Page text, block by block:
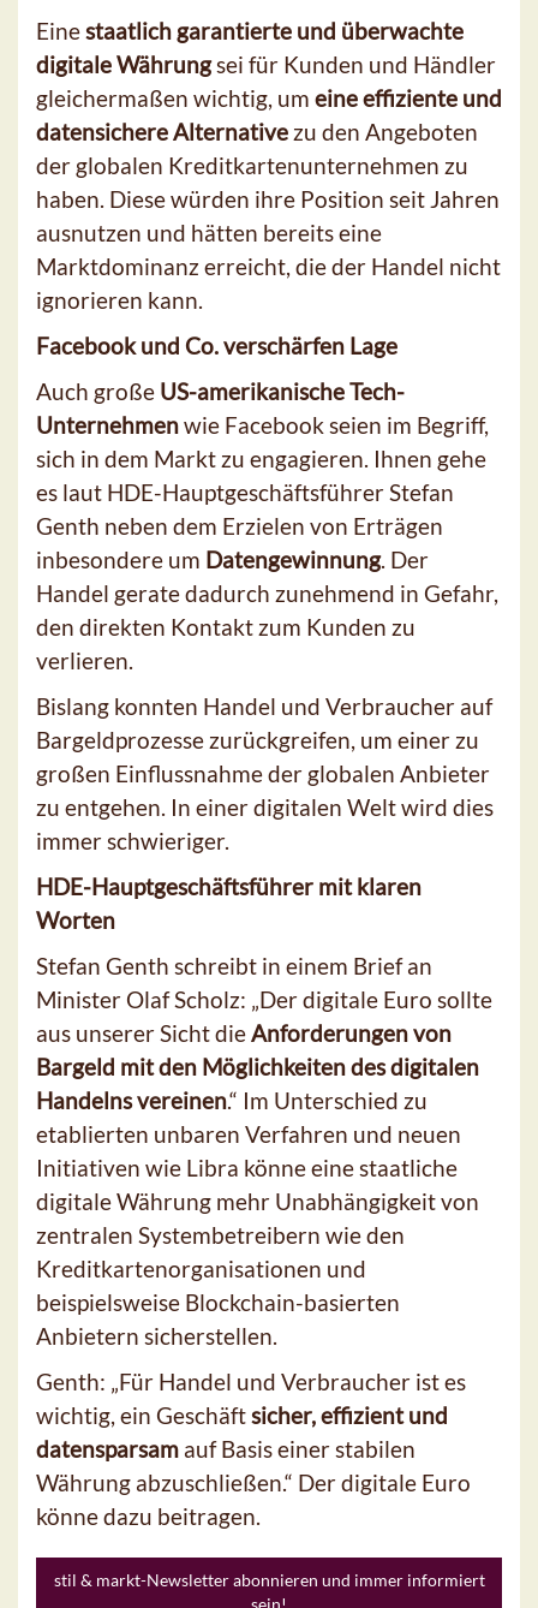
Einestaatlich garantierte und überwachte
digitale Währungsei für Kunden und Händler
gleichermaßen wichtig, um eine effiziente und
datensichere Alternative zu den Angeboten
der globalen Kreditkartenunternehmen zu
haben. Diese würden ihre Position seit Jahren
ausnutzen und hätten bereits eine
Marktdominanz erreicht, die der Handel nicht
ignorieren kann.
Facebook und Co. verschärfen Lage
Auch große US-amerikanische Tech-
Unternehmenwie Facebook seien im Begriff,
sich in dem Markt zu engagieren. Ihnen gehe
es laut HDE-Hauptgeschäftsführer Stefan
Genth neben dem Erzielen von Erträgen
inbesondere um Datengewinnung. Der
Handel gerate dadurch zunehmend in Gefahr,
den direkten Kontakt zum Kunden zu
verlieren.
Bislang konnten Handel und Verbraucher auf
Bargeldprozesse zurückgreifen, um einer zu
großen Einflussnahme der globalen Anbieter
zu entgehen. In einer digitalen Welt wird dies
immer schwieriger.
HDE-Hauptgeschäftsführer mit klaren
Worten
Stefan Genth schreibt in einem Brief an
Minister Olaf Scholz: „Der digitale Euro sollte
aus unserer Sicht dieAnforderungen von
Bargeld mit den Möglichkeiten des digitalen
Handelns vereinen.“ Im Unterschied zu
etablierten unbaren Verfahren und neuen
Initiativen wie Libra könne eine staatliche
digitale Währung mehr Unabhängigkeit von
zentralen Systembetreibern wie den
Kreditkartenorganisationen und
beispielsweise Blockchain-basierten
Anbietern sicherstellen.
Genth: „Für Handel und Verbraucher ist es
wichtig, ein Geschäftsicher, effizient und
datensparsam auf Basis einer stabilen
Währung abzuschließen.“ Der digitale Euro
könne dazu beitragen.
stil & markt-Newsletter abonnieren und immer informiert
sein!